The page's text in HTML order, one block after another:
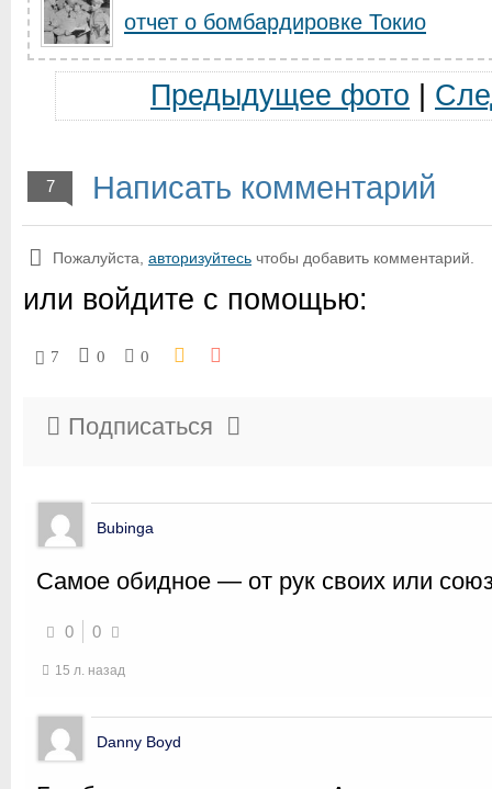
отчет о бомбардировке Токио
Предыдущее фото
7 Написать комментарий
Пожалуйста, авторизуйтесь чтобы добавить комментарий.
или войдите с помощью:
7 0 0
Подписаться
Bubinga
Самое обидное — от рук своих или
0 0
15 л. назад
Danny Boyd